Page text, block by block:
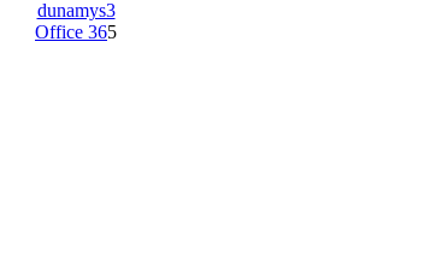
Office 365